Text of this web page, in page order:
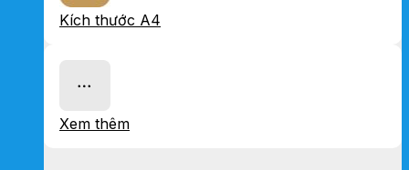
Kích thước A4
Xem thêm